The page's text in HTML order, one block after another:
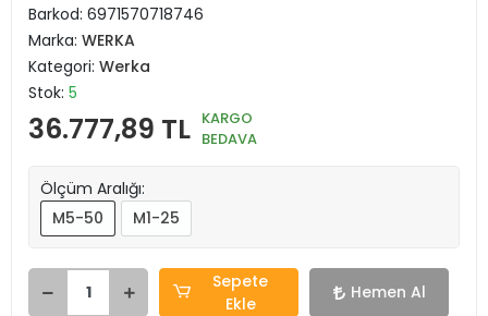
Barkod: 6971570718746
Marka: WERKA
Kategori: Werka
Stok: 5
36.777,89 TL KARGO
BEDAVA
Ölçüm Aralığı:
M5-50
M1-25
Sepete
Ekle
Hemen Al